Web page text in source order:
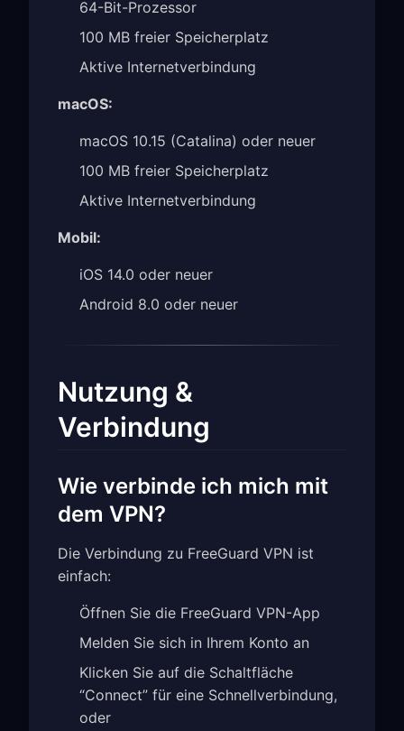
64-Bit-Prozessor
100 MB freier Speicherplatz
Aktive Internetverbindung
macOS:
macOS 10.15 (Catalina) oder neuer
100 MB freier Speicherplatz
Aktive Internetverbindung
Mobil:
iOS 14.0 oder neuer
Android 8.0 oder neuer
Nutzung &
Verbindung
Wie verbinde ich mich mit
dem VPN?
Die Verbindung zu FreeGuard VPN ist
einfach:
Öffnen Sie die FreeGuard VPN-App
Melden Sie sich in Ihrem Konto an
Klicken Sie auf die Schaltfläche
“Connect” für eine Schnellverbindung,
oder